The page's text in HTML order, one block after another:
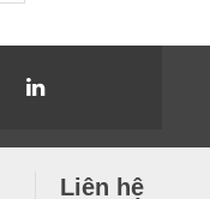
Liên hệ